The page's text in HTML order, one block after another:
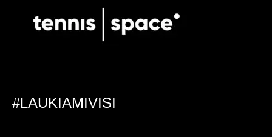
#LAUKIAMIVISI